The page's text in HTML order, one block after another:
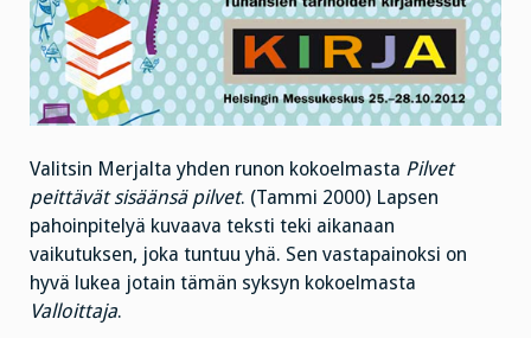
Valitsin Merjalta yhden runon kokoelmasta Pilvet
peittävät sisäänsä pilvet. (Tammi 2000) Lapsen
pahoinpitelyä kuvaava teksti teki aikanaan
vaikutuksen, joka tuntuu yhä. Sen vastapainoksi on
hyvä lukea jotain tämän syksyn kokoelmasta
Valloittaja.